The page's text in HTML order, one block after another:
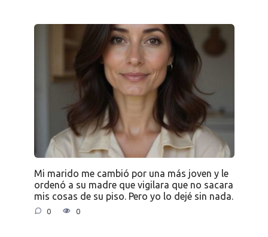
Mi marido me cambió por una más joven y le
ordenó a su madre que vigilara que no sacara
mis cosas de su piso. Pero yo lo dejé sin nada.
0 0